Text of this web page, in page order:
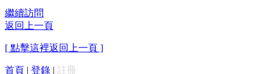
繼續訪問
返回上一頁
[ 點擊這裡返回上一頁 ]
首頁 | 登錄 | 註冊